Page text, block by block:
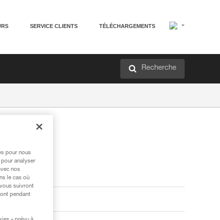
SERVICE CLIENTS TÉLÉCHARGEMENTS
Recherche
pour nous
analyser
nos
le cas où
suivront
pendant